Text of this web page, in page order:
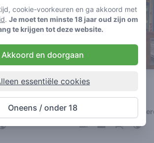
Het Ballonnetje
4.4/ 5
Coffeeshop in
cookie-voorkeuren en ga akkoord met
. Je moet ten minste 18 jaar oud zijn om
te krijgen tot deze website.
Akkoord en doorgaan
essentiële cookies
Oneens / onder 18